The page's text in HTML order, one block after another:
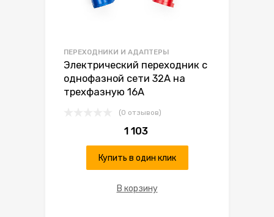
ПЕРЕХОДНИКИ И АДАПТЕРЫ
Электрический переходник с
однофазной сети 32А на
трехфазную 16А
(0 отзывов)
1 103
Купить в один клик
В корзину